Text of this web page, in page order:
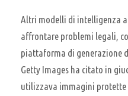
Altri modelli di intelligenza
affrontare problemi legali,
piattaforma di generazione
Getty Images ha citato in
utilizzava immagini